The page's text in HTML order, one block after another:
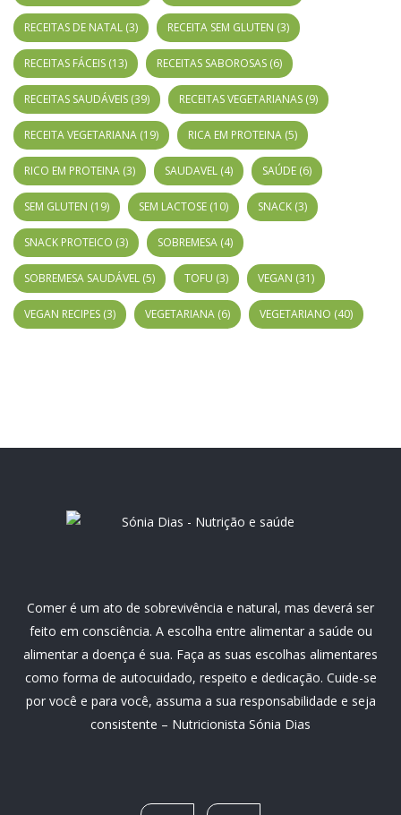
RECEITAS DE NATAL (3) RECEITA SEM GLUTEN (3)
RECEITAS FÁCEIS (13) RECEITAS SABOROSAS (6)
RECEITAS SAUDÁVEIS (39) RECEITAS VEGETARIANAS (9)
RECEITA VEGETARIANA (19) RICA EM PROTEINA (5)
RICO EM PROTEINA (3) SAUDAVEL (4) SAÚDE (6)
SEM GLUTEN (19) SEM LACTOSE (10) SNACK (3)
SNACK PROTEICO (3) SOBREMESA (4)
SOBREMESA SAUDÁVEL (5) TOFU (3) VEGAN (31)
VEGAN RECIPES (3) VEGETARIANA (6) VEGETARIANO (40)
Comer é um ato de sobrevivência e natural, mas deverá ser
feito em consciência. A escolha entre alimentar a saúde ou
alimentar a doença é sua. Faça as suas escolhas alimentares
como forma de autocuidado, respeito e dedicação. Cuide-se
por você e para você, assuma a sua responsabilidade e seja
consistente – Nutricionista Sónia Dias